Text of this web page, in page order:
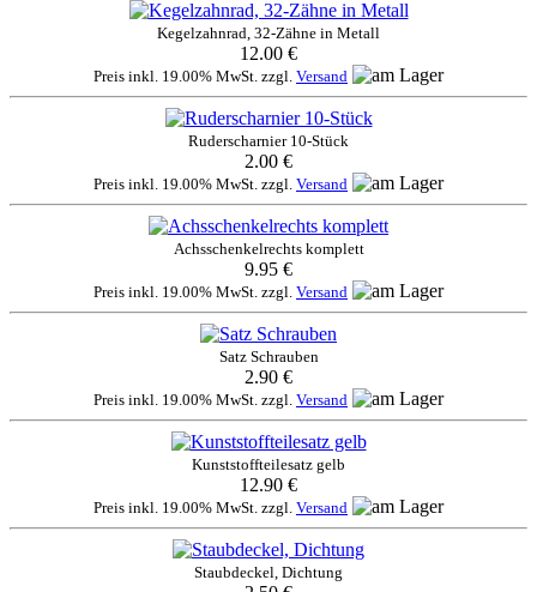
Kegelzahnrad, 32-Zähne in Metall
12.00 €
Preis inkl. 19.00% MwSt. zzgl. Versand
Ruderscharnier 10-Stück
2.00 €
Preis inkl. 19.00% MwSt. zzgl. Versand
Achsschenkelrechts komplett
9.95 €
Preis inkl. 19.00% MwSt. zzgl. Versand
Satz Schrauben
2.90 €
Preis inkl. 19.00% MwSt. zzgl. Versand
Kunststoffteilesatz gelb
12.90 €
Preis inkl. 19.00% MwSt. zzgl. Versand
Staubdeckel, Dichtung